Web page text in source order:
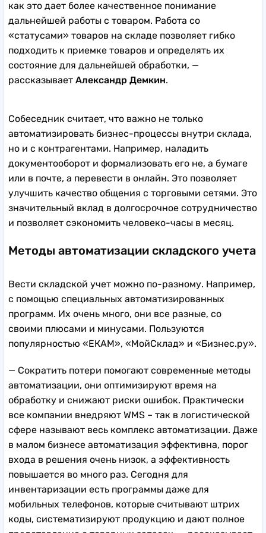
как это дает более качественное понимание
дальнейшей работы с товаром. Работа со
«статусами» товаров на складе позволяет гибко
подходить к приемке товаров и определять их
состояние для дальнейшей обработки, —
рассказывает Александр Демкин.
Собеседник считает, что важно не только
автоматизировать бизнес-процессы внутри склада,
но и с контрагентами. Например, наладить
документооборот и формализовать его не, а бумаге
или в почте, а перевести в онлайн. Это позволяет
улучшить качество общения с торговыми сетями. Это
значительный вклад в долгосрочное сотрудничество
и позволяет сэкономить человеко-часы в месяц.
Методы автоматизации складского учета
Вести складской учет можно по-разному. Например,
с помощью специальных автоматизированных
программ. Их очень много, они все разные, со
своими плюсами и минусами. Пользуются
популярностью «ЕКАМ», «МойСклад» и «Бизнес.ру».
— Сократить потери помогают современные методы
автоматизации, они оптимизируют время на
обработку и снижают риски ошибок. Практически
все компании внедряют WMS – так в логистической
сфере называют весь комплекс автоматизации. Даже
в малом бизнесе автоматизация эффективна, порог
входа в решения очень низок, а эффективность
повышается во много раз. Сегодня для
инвентаризации есть программы даже для
мобильных телефонов, которые считывают штрих
коды, систематизируют продукцию и дают полное